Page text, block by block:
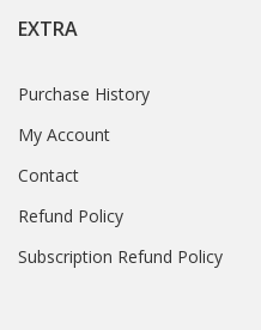
EXTRA
Purchase History
My Account
Contact
Refund Policy
Subscription Refund Policy